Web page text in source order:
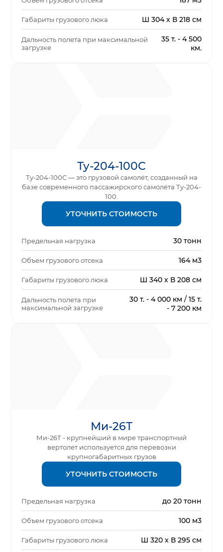
Габариты грузового люка Ш 304 x В 218 см
Дальность полета при максимальной
загрузке
35 т. - 4 500
км.
Ту-204-100С
Ту-204-100С — это грузовой самолёт, созданный на
базе современного пассажирского самолёта Ту-204-
100.
УТОЧНИТЬ СТОИМОСТЬ
Предельная нагрузка 30 тонн
Объем грузового отсека 164 м3
Габариты грузового люка Ш 340 х В 208 см
Дальность полета при
максимальной загрузке
30 т. - 4 000 км / 15 т.
- 7 200 км
Ми-26Т
Ми-26Т - крупнейший в мире транспортный
вертолет используется для перевозки
крупногабаритных грузов
УТОЧНИТЬ СТОИМОСТЬ
Предельная нагрузка до 20 тонн
Объем грузового отсека 100 м3
Габариты грузового люка Ш 320 х В 295 см